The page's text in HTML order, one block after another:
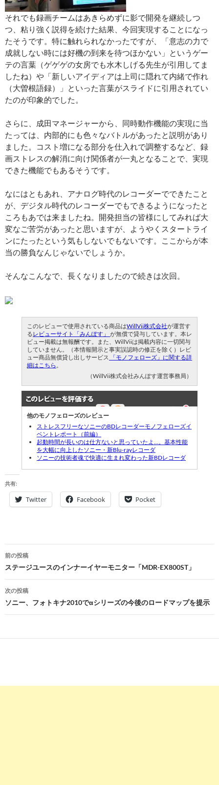
それでも録画チームはあきらめずに影で開発を継続しつ
つ、粘り強く説得を続けた結果、今回実現することになっ
たそうです。特に触れられなかったですが、「意志の力で
成就しない時には好機の到来を待つほかない」というゲー
テの言葉（ゲゲゲの女房でも水木しげる先生が引用してま
したね）や「新しいアイディアは上司に隠れて内緒で作れ
（大曽根語録）」といった言葉がスライドに引用されてい
たのが印象的でした。
さらに、成田マネージャーから、同時動作機能の実現に当
たっては、内部的にも色々なバトルがあったと説明があり
ました。コスト増になる部分を仕入れで調整するなど、録
画ストレスの解消に向け関係者が一丸となることで、実現
できた機能でもあるそうです。
なにはともあれ、アナログ時代のレコーダーでできたこと
が、デジタル時代のレコーダーでもできるようになったと
ころもあでは来ましたね。開発担当の皆様にしてみれば大
変なご苦労があったと思いますが、ようやくスタートライ
ンにたったという気もしないでもないです。ここからが本
当の勝負なんじゃないでしょうか。
そんなこんなで、長くなりましたので続きは次回。
このレビューで使用されている商品はWillVii株式会社が運営す
るレビューサイト「みんぽす」 が無償で貸与しています。本レ
ビュー掲載は無報酬です。また、WillViiは掲載内容に一切関与
していません。（本情報開示と事実誤認時の修正を除く）レビ
ュー商品無償貸し出しサービス 「モノフェローズ」に関する詳
細はこちら 。
（WillVii株式会社みんぽす運営事務局）
他のモノフェローズのレビュー
ストレスフリーなソニーのBDレコーダーモノフェローズイ
ベントレポート（前編）
起動時間が長いのは仕方ないと思っていたよ…。基本性能
を大幅に向上したソニー・新Blu-rayレコーダ
ソニーの技術者魂で快適に生まれ変わった新BDレコーダ
共有:
Twitter Facebook Pocket
投
稿
ナ
ビ
ゲ
ー
ン
前の投稿
ステージユースのインナーイヤーモニター「MDR-EX800ST」
次の投稿
ソニー、フォトキナ2010でαシリーズの今後のロードマップを提示